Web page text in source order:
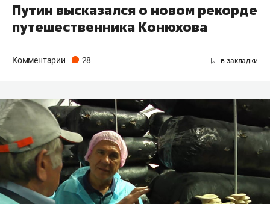
Путин высказался о новом рекорде
путешественника Конюхова
Комментарии 28